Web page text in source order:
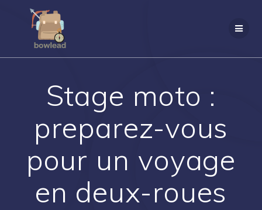
Stage moto :
preparez-vous
pour un voyage
en deux-roues